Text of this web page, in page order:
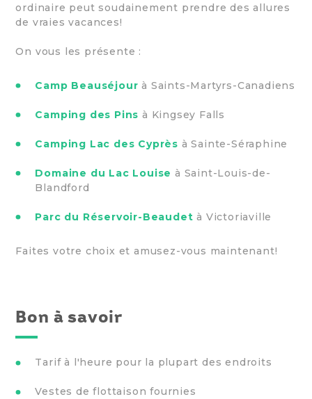
ordinaire peut soudainement prendre des allures
de vraies vacances!
On vous les présente :
Camp Beauséjour à Saints-Martyrs-Canadiens
Camping des Pins à Kingsey Falls
Camping Lac des Cyprès à Sainte-Séraphine
Domaine du Lac Louise à Saint-Louis-de-
Blandford
Parc du Réservoir-Beaudet à Victoriaville
Faites votre choix et amusez-vous maintenant!
Bon à savoir
Tarif à l'heure pour la plupart des endroits
Vestes de flottaison fournies